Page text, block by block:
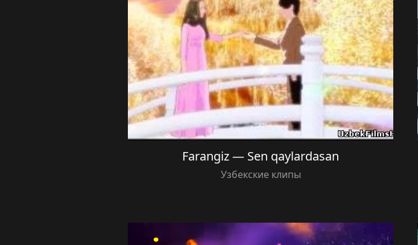
Farangiz — Sen qaylardasan
Узбекские клипы